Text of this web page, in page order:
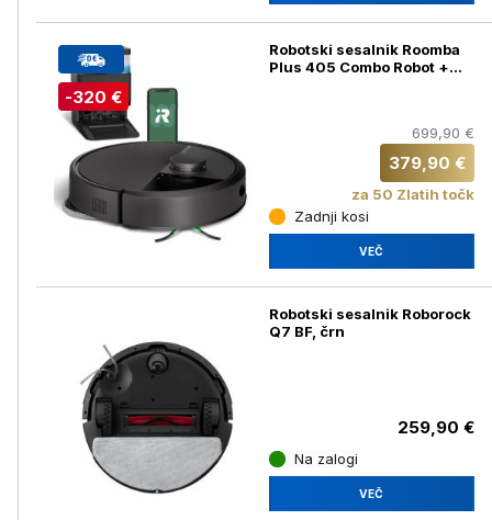
-320 €
Robotski sesalnik Roomba
Plus 405 Combo Robot +
699,90 €
379,90 €
za 50 Zlatih točk
Zadnji kosi
VEČ
Robotski sesalnik Roborock
Q7 BF, črn
259,90 €
Na zalogi
VEČ